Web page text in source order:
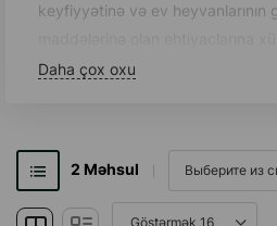
keyfiyyətinə və ev heyvanlarının
yetirilir.
zülallar, yağlar, vitaminlər və
Balanslaşdırılmış formulalar
immuniteti, dərinin və tüklərin
Daha çox oxu
2 Məhsul